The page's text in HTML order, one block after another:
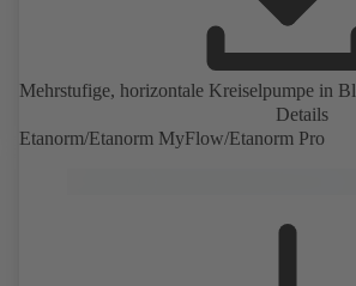
Mehrstufige, horizontale Kreiselpumpe in
Details
Etanorm/Etanorm MyFlow/Etanorm Pro